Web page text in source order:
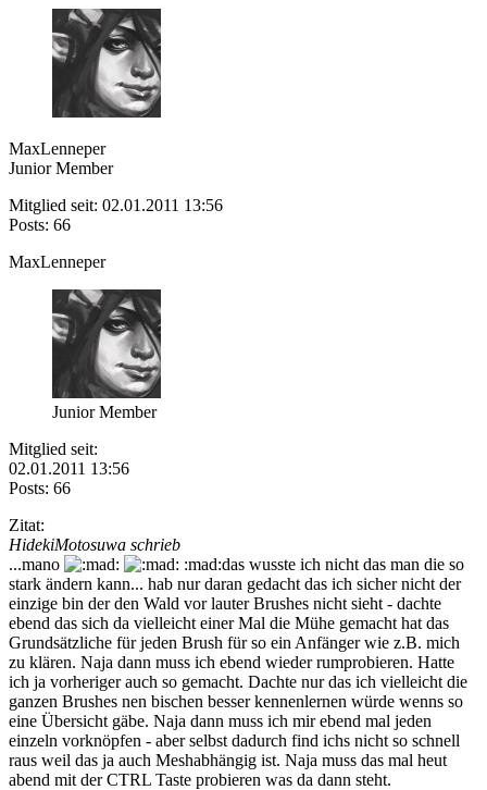
MaxLenneper
Junior Member
Mitglied seit: 02.01.2011 13:56
Posts: 66
MaxLenneper
Junior Member
Mitglied seit:
02.01.2011 13:56
Posts: 66
Zitat:
HidekiMotosuwa schrieb
...mano
:mad:das wusste ich nicht das man die so
stark ändern kann... hab nur daran gedacht das ich sicher nicht der
einzige bin der den Wald vor lauter Brushes nicht sieht - dachte
ebend das sich da vielleicht einer Mal die Mühe gemacht hat das
Grundsätzliche für jeden Brush für so ein Anfänger wie z.B. mich
zu klären. Naja dann muss ich ebend wieder rumprobieren. Hatte
ich ja vorheriger auch so gemacht. Dachte nur das ich vielleicht die
ganzen Brushes nen bischen besser kennenlernen würde wenns so
eine Übersicht gäbe. Naja dann muss ich mir ebend mal jeden
einzeln vorknöpfen - aber selbst dadurch find ichs nicht so schnell
raus weil das ja auch Meshabhängig ist. Naja muss das mal heut
abend mit der CTRL Taste probieren was da dann steht.